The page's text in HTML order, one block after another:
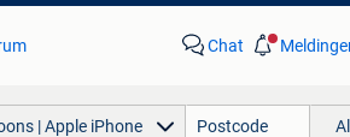
Chat
| Apple iPhone